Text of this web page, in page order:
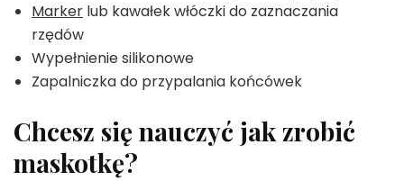
Marker lub kawałek włóczki do zaznaczania
rzędów
Wypełnienie silikonowe
Zapalniczka do przypalania końcówek
Chcesz się nauczyć jak zrobić
maskotkę?